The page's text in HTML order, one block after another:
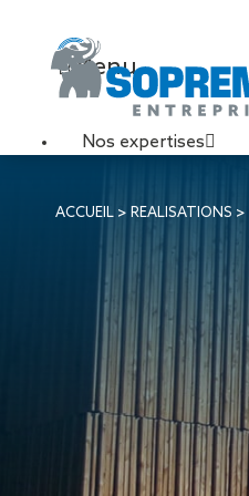
Menu
Nos expertises
ACCUEIL > REALISATIONS >